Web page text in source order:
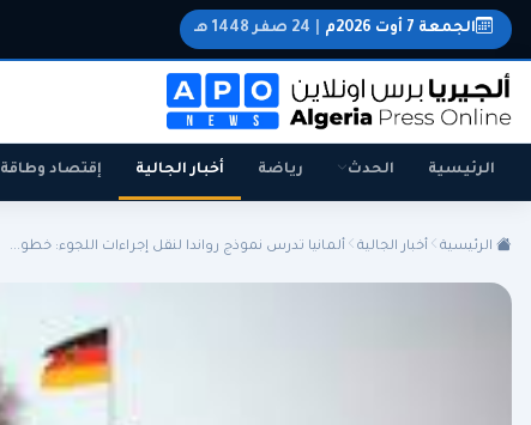
سياسة اقتصاد
الجمعة 7 أوت 2026م 24 صفر 1448 هـ
الرئيسية الحدث رياضة أخبار الجالية إقتصاد وطاقة
الرئيسية أخبار الجالية ألمانيا تدرس نموذج رواندا لنقل إجراءات اللجوء: خطو...